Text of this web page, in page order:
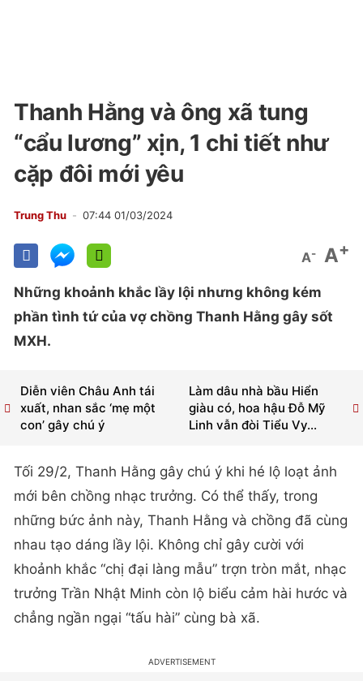
Thanh Hằng và ông xã tung
“cẩu lương” xịn, 1 chi tiết như
cặp đôi mới yêu
Trung Thu 07:44 01/03/2024
A- A+
Những khoảnh khắc lầy lội nhưng không kém
phần tình tứ của vợ chồng Thanh Hằng gây sốt
MXH.
Làm dâu nhà bầu Hiển
giàu có, hoa hậu Đỗ Mỹ
Linh vẫn đòi Tiểu Vy...
Diễn viên Châu Anh tái
xuất, nhan sắc ‘mẹ một
con’ gây chú ý
Tối 29/2, Thanh Hằng gây chú ý khi hé lộ loạt ảnh
mới bên chồng nhạc trưởng. Có thể thấy, trong
những bức ảnh này, Thanh Hằng và chồng đã cùng
nhau tạo dáng lầy lội. Không chỉ gây cười với
khoảnh khắc “chị đại làng mẫu” trợn tròn mắt, nhạc
trưởng Trần Nhật Minh còn lộ biểu cảm hài hước và
chẳng ngần ngại “tấu hài” cùng bà xã.